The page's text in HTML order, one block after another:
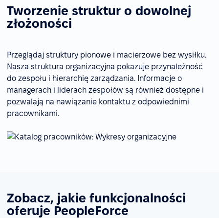
Tworzenie struktur o dowolnej
złożoności
Przeglądaj struktury pionowe i macierzowe bez wysiłku.
Nasza struktura organizacyjna pokazuje przynależność
do zespołu i hierarchię zarządzania. Informacje o
managerach i liderach zespołów są również dostępne i
pozwalają na nawiązanie kontaktu z odpowiednimi
pracownikami.
Zobacz, jakie funkcjonalności
oferuje PeopleForce